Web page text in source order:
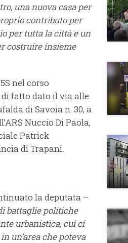
una nuova casa per
contributo per
per tutta la città e un
costruire insieme
nel corso
fatto dato il via alle
di Savoia n. 30, a
Nuccio Di Paola,
Patrick
di Trapani.
la deputata –
battaglie politiche
urbanistica, cui ci
un’area che poteva